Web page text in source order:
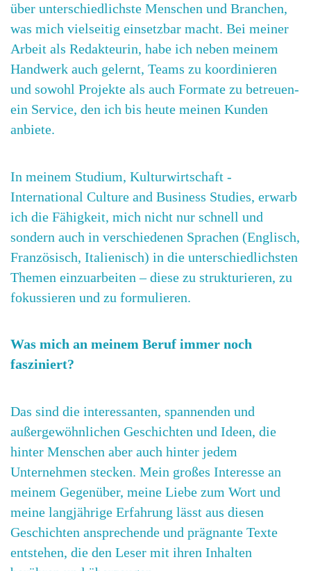
über unterschiedlichste Menschen und Branchen,
was mich vielseitig einsetzbar macht. Bei meiner
Arbeit als Redakteurin, habe ich neben meinem
Handwerk auch gelernt, Teams zu koordinieren
und sowohl Projekte als auch Formate zu betreuen-
ein Service, den ich bis heute meinen Kunden
anbiete.
In meinem Studium, Kulturwirtschaft -
International Culture and Business Studies, erwarb
ich die Fähigkeit, mich nicht nur schnell und
sondern auch in verschiedenen Sprachen (Englisch,
Französisch, Italienisch) in die unterschiedlichsten
Themen einzuarbeiten – diese zu strukturieren, zu
fokussieren und zu formulieren.
Was mich an meinem Beruf immer noch
fasziniert?
Das sind die interessanten, spannenden und
außergewöhnlichen Geschichten und Ideen, die
hinter Menschen aber auch hinter jedem
Unternehmen stecken. Mein großes Interesse an
meinem Gegenüber, meine Liebe zum Wort und
meine langjährige Erfahrung lässt aus diesen
Geschichten ansprechende und prägnante Texte
entstehen, die den Leser mit ihren Inhalten